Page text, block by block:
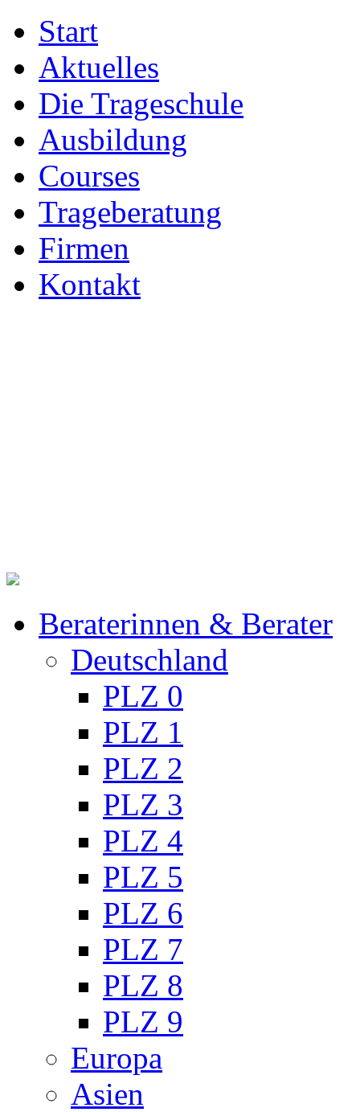
Start
Aktuelles
Die Trageschule
Ausbildung
Courses
Trageberatung
Firmen
Kontakt
Beraterinnen & Berater
Deutschland
PLZ 0
PLZ 1
PLZ 2
PLZ 3
PLZ 4
PLZ 5
PLZ 6
PLZ 7
PLZ 8
PLZ 9
Europa
Asien